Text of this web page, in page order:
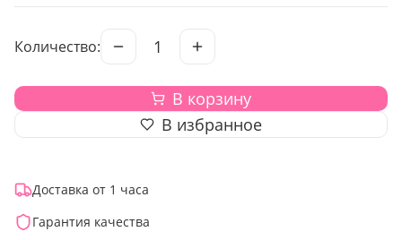
Количество: 1
В корзину
В избранное
Доставка от 1 часа
Гарантия качества